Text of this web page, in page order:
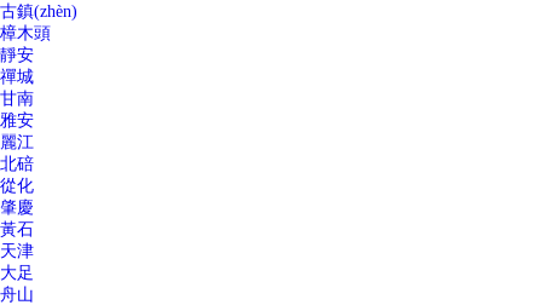
古鎮(zhèn)
樟木頭
靜安
禪城
甘南
雅安
麗江
北碚
從化
肇慶
黃石
天津
大足
舟山